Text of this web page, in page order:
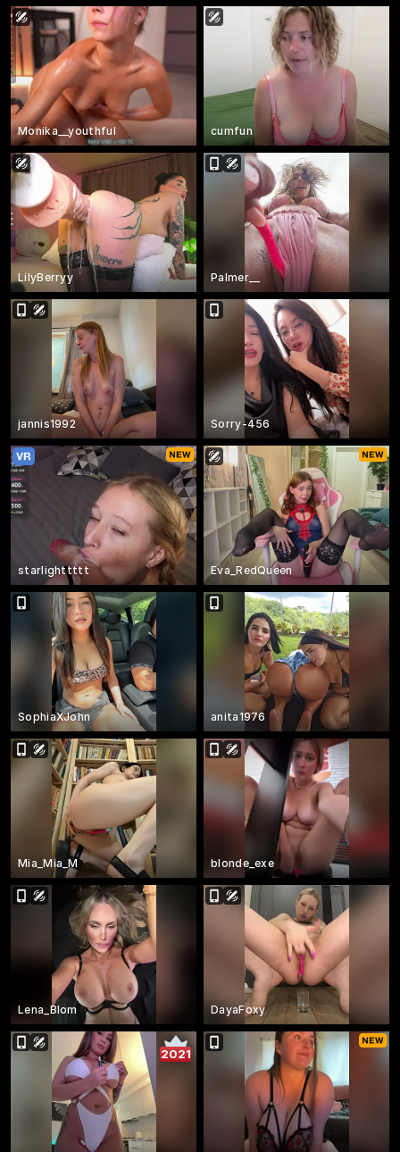
Monika__youthful cumfun
LilyBerryy Palmer__
jannis1992 Sorry-456
starlighttttt Eva_RedQueen
SophiaXJohn anita1976
Mia_Mia_M blonde_exe
Lena_Blom DayaFoxy
2021